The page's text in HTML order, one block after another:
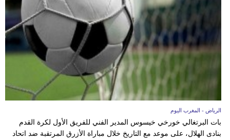
سياحة
وسفر
ديكور
البرلمان
إعلام
الرياض - المغرب اليوم
بات البرتغالي خورخي خيسوس المدير الفني للفريق الأول لكرة القدم
بنادى الهلال، على موعد مع التاريخ خلال مباراة الأزرق المرتقبة ضد اتحاد